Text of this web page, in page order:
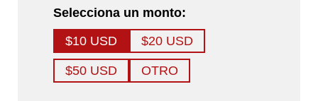
Selecciona un monto:
$10 USD
$20 USD
$50 USD OTRO